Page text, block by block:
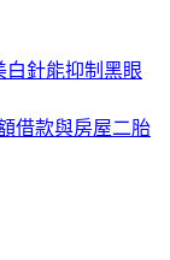
白針能抑制黑眼
借款與房屋二胎